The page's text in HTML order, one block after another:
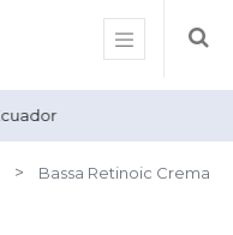
Bassa Retinoic Crema